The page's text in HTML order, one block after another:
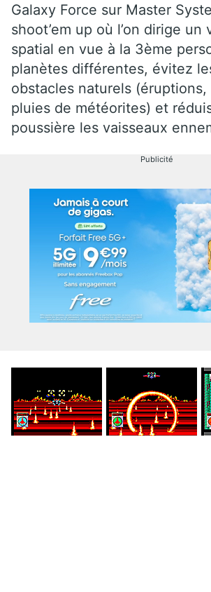
Galaxy Force sur Master
shoot’em up où l’on dirige un
spatial en vue à la 3ème
planètes différentes, évitez
obstacles naturels (éruptions,
pluies de météorites) et
poussière les vaisseaux
Publicité